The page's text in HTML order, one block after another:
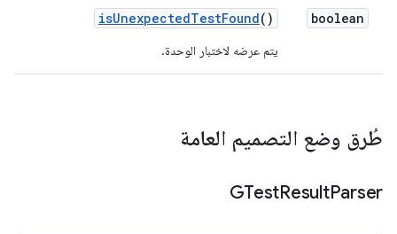
boolean
isUnexpectedTestFound()
يتم عرضه لاختبار الوحدة.
طُرق وضع التصميم العامة
GTestResultParser